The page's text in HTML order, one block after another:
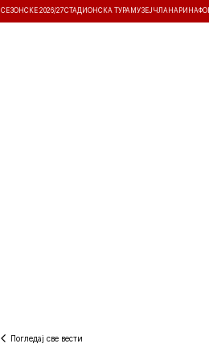
СЕЗОНСКЕ 2026/27СТАДИОНСКА ТУРА МУЗЕЈ ЧЛАНАРИНА
Погледај све вести